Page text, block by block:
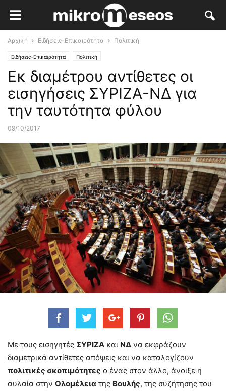
Αρχική Ειδήσεις-Επικαιρότητα Πολιτική
Ειδήσεις-Επικαιρότητα Πολιτική
Εκ διαμέτρου αντίθετες οι
εισηγήσεις ΣΥΡΙΖΑ-ΝΔ για
την ταυτότητα φύλου
09/10/2017
Με τους εισηγητές ΣΥΡΙΖΑ και ΝΔ να εκφράζουν
διαμετρικά αντίθετες απόψεις και να καταλογίζουν
πολιτικές σκοπιμότητες ο ένας στον άλλο, άνοιξε η
αυλαία στην Ολομέλεια της Βουλής, της συζήτησης του